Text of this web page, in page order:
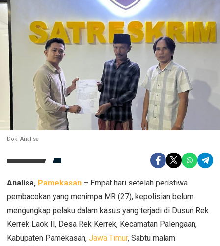
Dok. Analisa
Analisa, Pamekasan – Empat hari setelah peristiwa
pembacokan yang menimpa MR (27), kepolisian belum
mengungkap pelaku dalam kasus yang terjadi di Dusun Rek
Kerrek Laok II, Desa Rek Kerrek, Kecamatan Palengaan,
Kabupaten Pamekasan, Jawa Timur, Sabtu malam